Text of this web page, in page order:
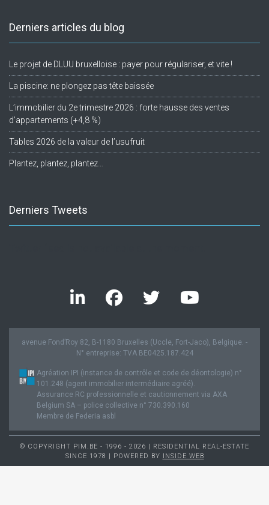
Derniers articles du blog
Le projet de DLUU bruxelloise : payer pour régulariser, et vite !
La piscine: ne plongez pas tête baissée
L’immobilier du 2e trimestre 2026 : forte hausse des ventes
d’appartements (+4,8 %)
Tables 2026 de la valeur de l’usufruit
Plantez, plantez, plantez…
Derniers Tweets
avenue Fond’Roy 82, B-1180 Bruxelles (Uccle, Fort-Jaco), Belgique. -
N° entreprise: TVA BE0425.187.424
Agréation IPI (instance de contrôle et code de déontologie) n°
101.248 (agent immobilier intermédiaire agréé).
Assurance RC professionnelle et cautionnement via AXA
Belgium SA – police collective n° 730.390.160
Membre de Federia asbl
© COPYRIGHT PIM.BE - 1996 - 2026 | RESIDENTIAL REAL-ESTATE
SINCE 1978 | POWERED BY
INSIDE WEB